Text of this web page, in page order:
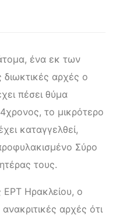
ένα εκ των
διωκτικές αρχές ο
πέσει θύμα
το μικρότερο
καταγγελθεί,
Σύρο
τους.
Ηρακλείου, ο
αρχές ότι